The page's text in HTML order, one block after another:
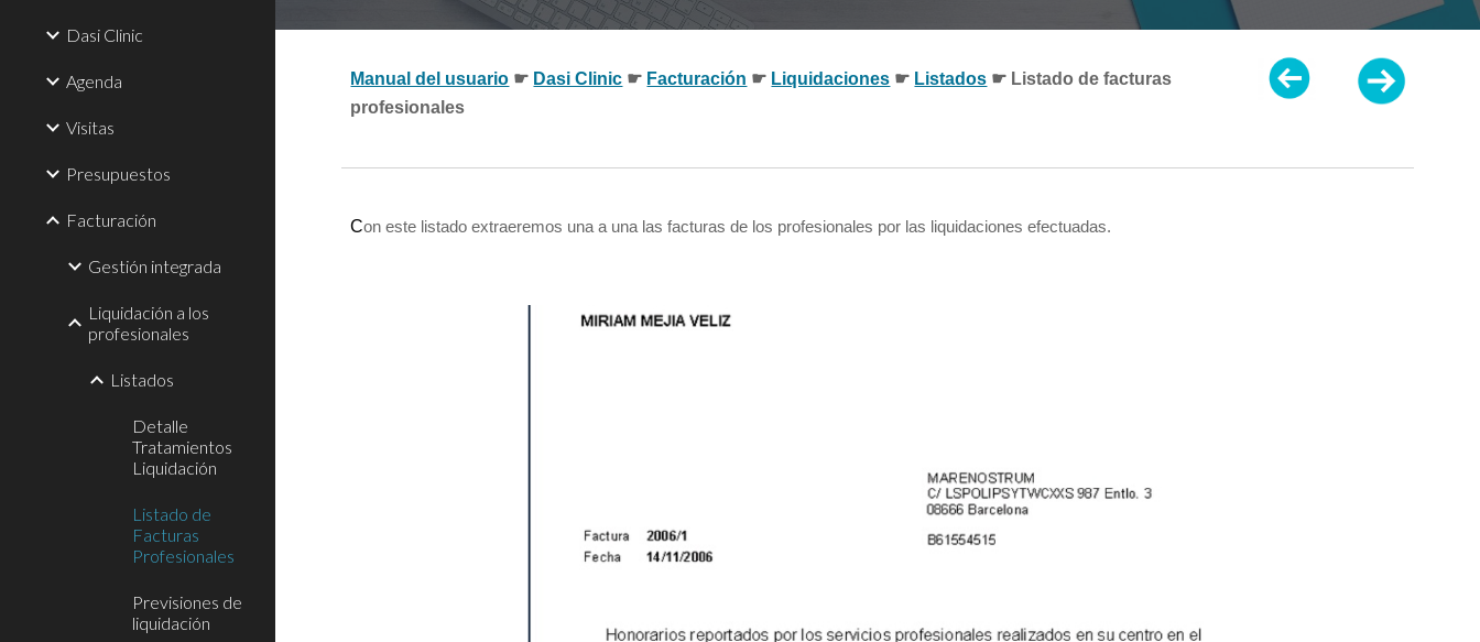
Dasi Clinic
Agenda
Visitas
Presupuestos
Facturación
Gestión integrada
Liquidación a los
profesionales
Listados
Detalle
Tratamientos
Liquidación
Listado de
Facturas
Profesionales
Previsiones de
liquidación
Manual del usuario ☛ Dasi Clinic ☛ Facturación ☛ Liquidaciones ☛ Listados ☛ Listado de facturas
profesionales
Con este listado extraeremos una a una las facturas de los profesionales por las liquidaciones efectuadas.